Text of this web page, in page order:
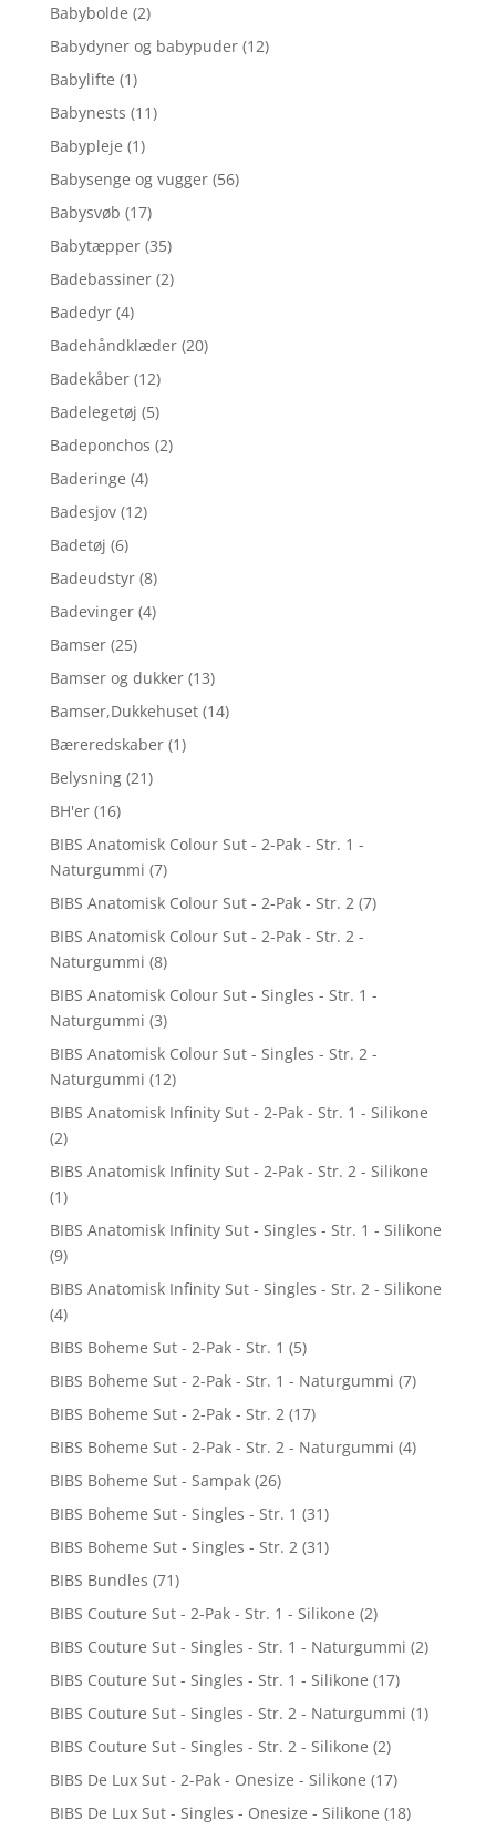
Babybolde (2)
Babydyner og babypuder (12)
Babylifte (1)
Babynests (11)
Babypleje (1)
Babysenge og vugger (56)
Babysvøb (17)
Babytæpper (35)
Badebassiner (2)
Badedyr (4)
Badehåndklæder (20)
Badekåber (12)
Badelegetøj (5)
Badeponchos (2)
Baderinge (4)
Badesjov (12)
Badetøj (6)
Badeudstyr (8)
Badevinger (4)
Bamser (25)
Bamser og dukker (13)
Bamser,Dukkehuset (14)
Bæreredskaber (1)
Belysning (21)
BH'er (16)
BIBS Anatomisk Colour Sut - 2-Pak - Str. 1 -
Naturgummi (7)
BIBS Anatomisk Colour Sut - 2-Pak - Str. 2 (7)
BIBS Anatomisk Colour Sut - 2-Pak - Str. 2 -
Naturgummi (8)
BIBS Anatomisk Colour Sut - Singles - Str. 1 -
Naturgummi (3)
BIBS Anatomisk Colour Sut - Singles - Str. 2 -
Naturgummi (12)
BIBS Anatomisk Infinity Sut - 2-Pak - Str. 1 - Silikone
(2)
BIBS Anatomisk Infinity Sut - 2-Pak - Str. 2 - Silikone
(1)
BIBS Anatomisk Infinity Sut - Singles - Str. 1 - Silikone
(9)
BIBS Anatomisk Infinity Sut - Singles - Str. 2 - Silikone
(4)
BIBS Boheme Sut - 2-Pak - Str. 1 (5)
BIBS Boheme Sut - 2-Pak - Str. 1 - Naturgummi (7)
BIBS Boheme Sut - 2-Pak - Str. 2 (17)
BIBS Boheme Sut - 2-Pak - Str. 2 - Naturgummi (4)
BIBS Boheme Sut - Sampak (26)
BIBS Boheme Sut - Singles - Str. 1 (31)
BIBS Boheme Sut - Singles - Str. 2 (31)
BIBS Bundles (71)
BIBS Couture Sut - 2-Pak - Str. 1 - Silikone (2)
BIBS Couture Sut - Singles - Str. 1 - Naturgummi (2)
BIBS Couture Sut - Singles - Str. 1 - Silikone (17)
BIBS Couture Sut - Singles - Str. 2 - Naturgummi (1)
BIBS Couture Sut - Singles - Str. 2 - Silikone (2)
BIBS De Lux Sut - 2-Pak - Onesize - Silikone (17)
BIBS De Lux Sut - Singles - Onesize - Silikone (18)